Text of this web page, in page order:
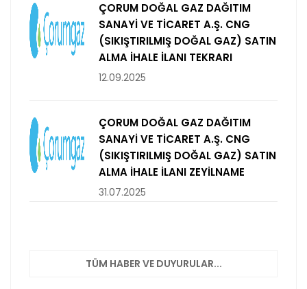
ÇORUM DOĞAL GAZ DAĞITIM
SANAYİ VE TİCARET A.Ş. CNG
(SIKIŞTIRILMIŞ DOĞAL GAZ) SATIN
ALMA İHALE İLANI TEKRARI
12.09.2025
ÇORUM DOĞAL GAZ DAĞITIM
SANAYİ VE TİCARET A.Ş. CNG
(SIKIŞTIRILMIŞ DOĞAL GAZ) SATIN
ALMA İHALE İLANI ZEYİLNAME
31.07.2025
TÜM HABER VE DUYURULAR...